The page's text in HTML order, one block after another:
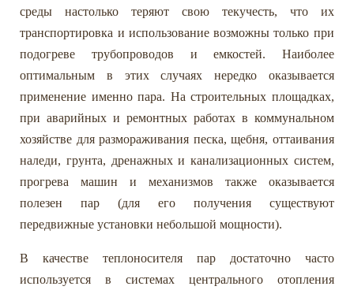
среды настолько теряют свою текучесть, что их
транспортировка и использование возможны только при
подогреве трубопроводов и емкостей. Наиболее
оптимальным в этих случаях нередко оказывается
применение именно пара. На строительных площадках,
при аварийных и ремонтных работах в коммунальном
хозяйстве для размораживания песка, щебня, оттаивания
наледи, грунта, дренажных и канализационных систем,
прогрева машин и механизмов также оказывается
полезен пар (для его получения существуют
передвижные установки небольшой мощности).
В качестве теплоносителя пар достаточно часто
используется в системах центрального отопления